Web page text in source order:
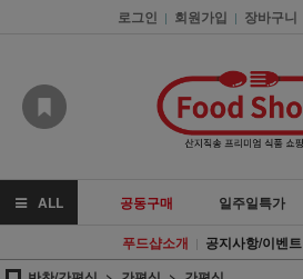
로그인 | 회원가입 | 장바구니
ALL 공동구매 일주일특가
푸드샵소개 | 공지사항/이벤트